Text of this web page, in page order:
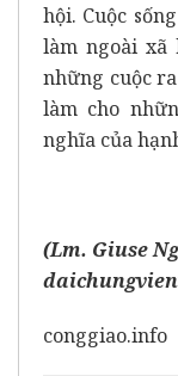
hội. Cuộc
làm ngoài
những cuộc
làm cho
nghĩa của
(Lm. Giuse
conggiao.info